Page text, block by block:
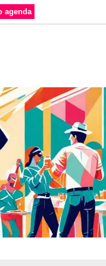
agenda